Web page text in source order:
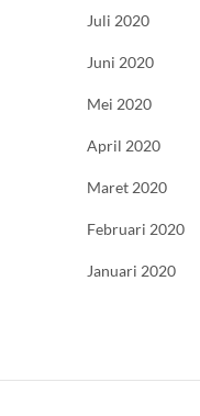
Juli 2020
Juni 2020
Mei 2020
April 2020
Maret 2020
Februari 2020
Januari 2020